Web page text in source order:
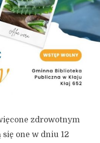
zdrowotnym
się one w dniu 12